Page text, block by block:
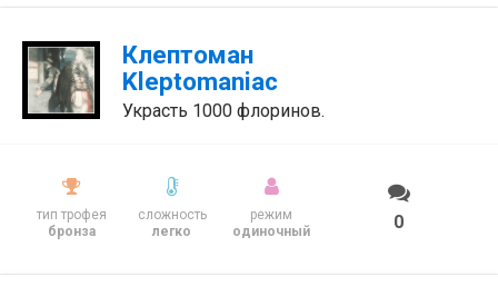
Клептоман
Kleptomaniac
Украсть 1000 флоринов.
тип трофея
бронза
сложность
легко
режим
одиночный
0